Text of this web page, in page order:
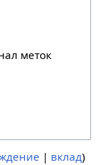
меток
вклад